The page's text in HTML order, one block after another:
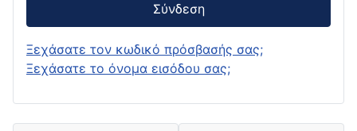
Σύνδεση
Ξεχάσατε τον κωδικό πρόσβασής σας;
Ξεχάσατε το όνομα εισόδου σας;